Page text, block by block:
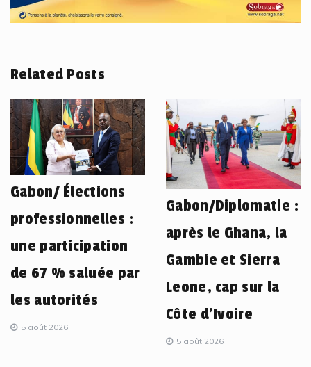
Related Posts
Gabon/ Élections
professionnelles :
une participation
de 67 % saluée par
les autorités
5 août 2026
Gabon/Diplomatie :
après le Ghana, la
Gambie et Sierra
Leone, cap sur la
Côte d’Ivoire
5 août 2026